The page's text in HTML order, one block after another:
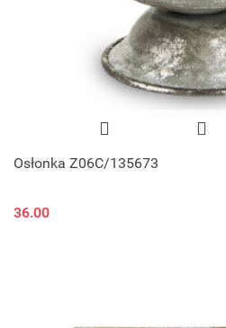
Osłonka Z06C/135673
36.00